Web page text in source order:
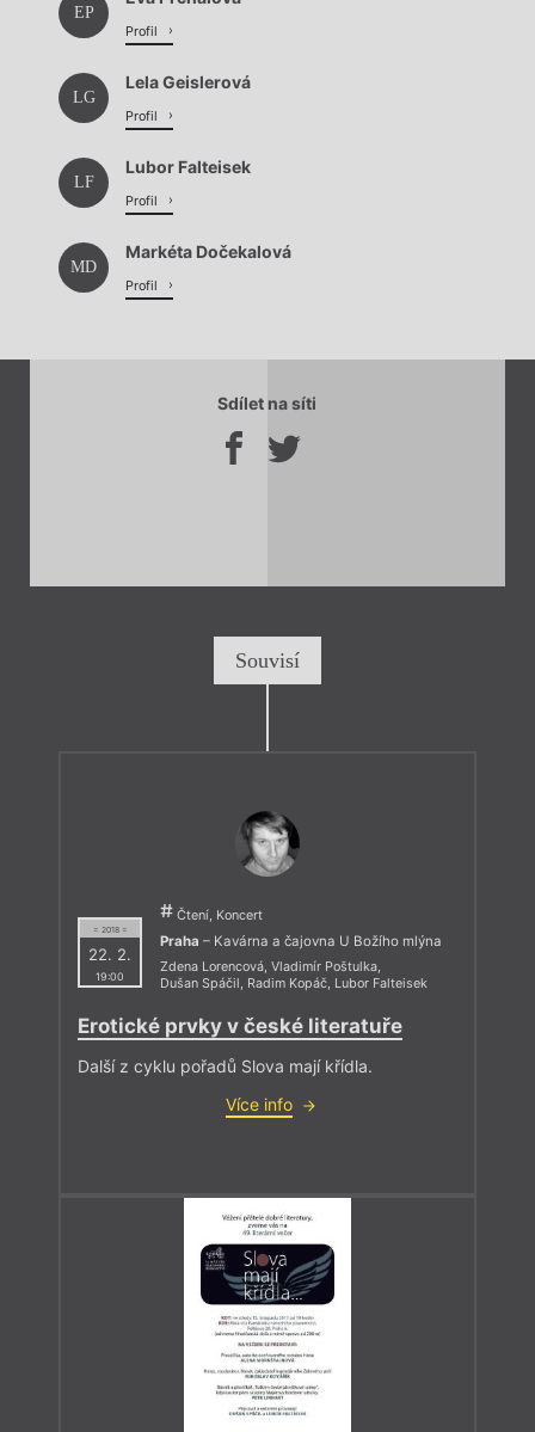
EP
Profil
LG
Lela Geislerová
Profil
LF
Lubor Falteisek
Profil
MD
Markéta Dočekalová
Profil
Sdílet na síti
Souvisí
= 2018 =
22. 2.
19:00
Čtení, Koncert
Praha – Kavárna a čajovna U Božího mlýna
Zdena Lorencová Vladimír Poštulka
Dušan Spáčil
Radim Kopáč Lubor Falteisek
Erotické prvky v české literatuře
Další z cyklu pořadů Slova mají křídla.
Více info